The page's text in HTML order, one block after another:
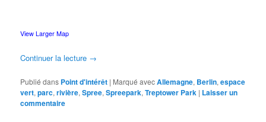
View Larger Map
Continuer la lecture →
Publié dans Point d'intérêt | Marqué avecAllemagne, Berlin,espace
vert,parc,rivière,Spree,Spreepark,Treptower Park | Laisser un
commentaire